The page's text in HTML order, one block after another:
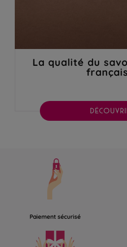
La qualité du
Paiement sécurisé